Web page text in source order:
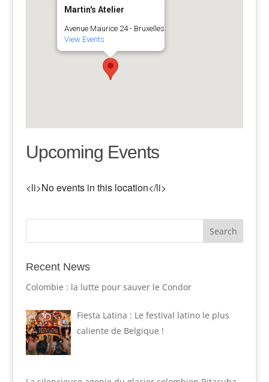
Martin's Atelier
Avenue Maurice 24 - Bruxelles
View Events
Upcoming Events
<li>No events in this location</li>
Recent News
Colombie : la lutte pour sauver le Condor
Fiesta Latina : Le festival latino le plus
caliente de Belgique !